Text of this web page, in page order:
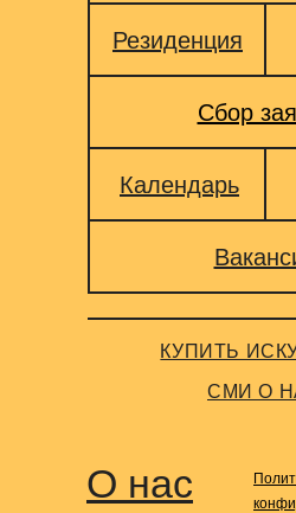
КУПИТЬ
СМИ О
Календарь
Сбор
Резиденция
О нас